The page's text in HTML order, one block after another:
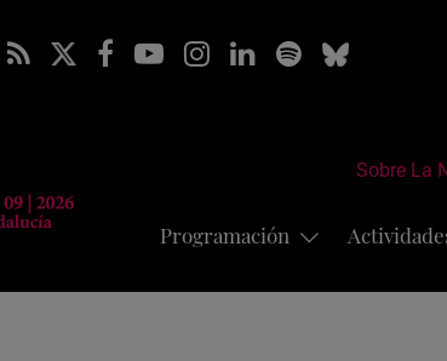
Sobre La
Programación